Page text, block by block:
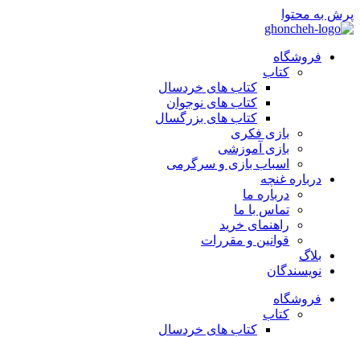
پرش به محتوا
فروشگاه
کتاب
کتاب های خردسال
کتاب های نوجوان
کتاب های بزرگسال
بازی فکری
بازی آموزشی
اسباب بازی و سرگرمی
درباره غنچه
درباره ما
تماس با ما
راهنمای خرید
قوانین و مقررات
بلاگ
نویسندگان
فروشگاه
کتاب
کتاب های خردسال